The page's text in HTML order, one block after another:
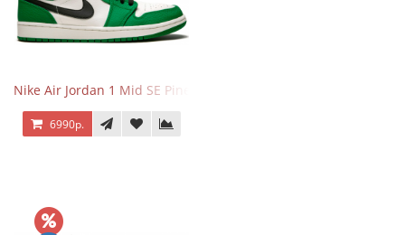
Nike Air Jordan 1 Mid SE Pine Green
6990р.